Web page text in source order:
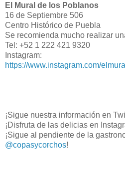
El Mural de los Poblanos
16 de Septiembre 506
Centro Histórico de Puebla
Se recomienda mucho realizar
Tel: +52 1 222 421 9320
Instagram:
https://www.instagram.com/
¡Sigue nuestra información en
¡Disfruta de las delicias en
¡Sigue al pendiente de la
@copasycorchos!